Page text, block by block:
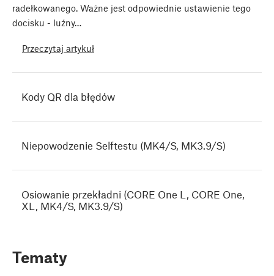
radełkowanego. Ważne jest odpowiednie ustawienie tego
docisku - luźny…
Przeczytaj artykuł
Kody QR dla błędów
Niepowodzenie Selftestu (MK4/S, MK3.9/S)
Osiowanie przekładni (CORE One L, CORE One,
XL, MK4/S, MK3.9/S)
Tematy